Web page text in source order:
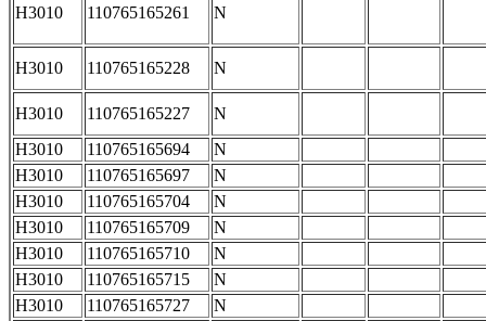
H3010 110765165261 N
H3010 110765165228 N
H3010 110765165227
N
H3010
110765165694
N
H3010
110765165697
N
H3010
110765165704
N
H3010
110765165709
N
H3010
110765165710
N
H3010
110765165715
N
H3010
110765165727
N